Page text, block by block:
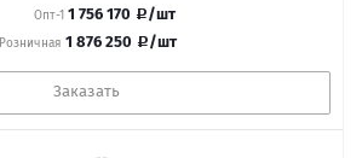
Опт-1 1 756 170 /шт
Розничная 1 876 250 /шт
Заказать